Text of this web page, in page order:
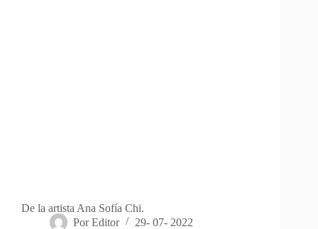
De la artista Ana Sofía Chi.
Por Editor 29- 07- 2022